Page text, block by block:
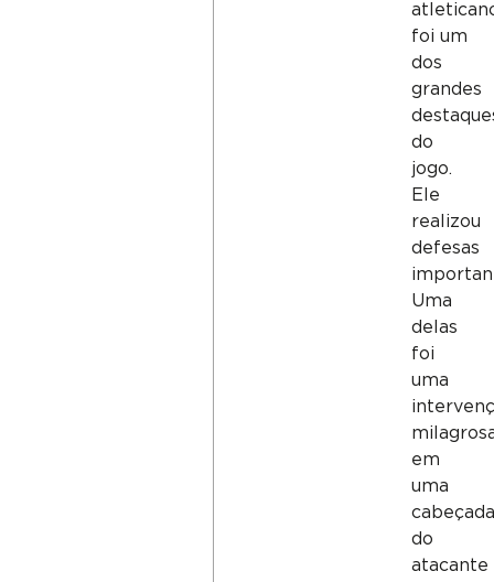
foi um
dos
grandes
do
jogo.
Ele
realizou
defesas
Uma
delas
foi
uma
em
uma
do
atacante